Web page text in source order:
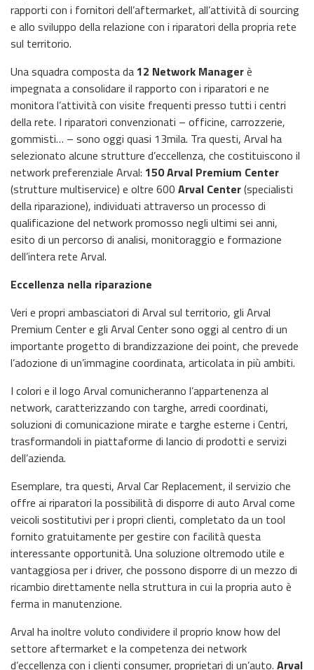
rapporti con i fornitori dell’aftermarket, all’attività di sourcing
e allo sviluppo della relazione con i riparatori della propria rete
sul territorio.
Una squadra composta da 12 Network Managerè
impegnata a consolidare il rapporto con i riparatori e ne
monitora l’attività con visite frequenti presso tutti i centri
della rete. I riparatori convenzionati – officine, carrozzerie,
gommisti… – sono oggi quasi 13mila. Tra questi, Arval ha
selezionato alcune strutture d’eccellenza, che costituiscono il
network preferenziale Arval: 150 Arval Premium Center
(strutture multiservice) e oltre 600 Arval Center(specialisti
della riparazione), individuati attraverso un processo di
qualificazione del network promosso negli ultimi sei anni,
esito di un percorso di analisi, monitoraggio e formazione
dell’intera rete Arval.
Eccellenza nella riparazione
Veri e propri ambasciatori di Arval sul territorio, gli Arval
Premium Center e gli Arval Center sono oggi al centro di un
importante progetto di brandizzazione dei point, che prevede
l’adozione di un’immagine coordinata, articolata in più ambiti.
I colori e il logo Arval comunicheranno l’appartenenza al
network, caratterizzando con targhe, arredi coordinati,
soluzioni di comunicazione mirate e targhe esterne i Centri,
trasformandoli in piattaforme di lancio di prodotti e servizi
dell’azienda.
Esemplare, tra questi, Arval Car Replacement, il servizio che
offre ai riparatori la possibilità di disporre di auto Arval come
veicoli sostitutivi per i propri clienti, completato da un tool
fornito gratuitamente per gestire con facilità questa
interessante opportunità. Una soluzione oltremodo utile e
vantaggiosa per i driver, che possono disporre di un mezzo di
ricambio direttamente nella struttura in cui la propria auto è
ferma in manutenzione.
Arval ha inoltre voluto condividere il proprio know how del
settore aftermarket e la competenza dei network
d’eccellenza con i clienti consumer, proprietari di un’auto. Arval